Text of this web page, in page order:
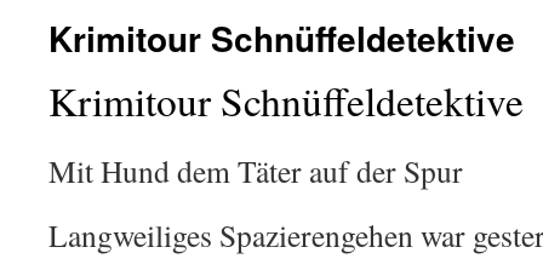
Krimitour Schnüffeldetektive
Krimitour Schnüffeldetektive
Mit Hund dem Täter auf der Spur
Langweiliges Spazierengehen war